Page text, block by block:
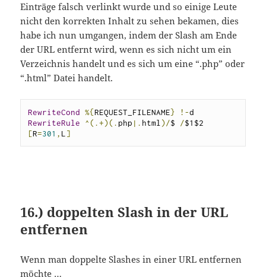
Einträge falsch verlinkt wurde und so einige Leute
nicht den korrekten Inhalt zu sehen bekamen, dies
habe ich nun umgangen, indem der Slash am Ende
der URL entfernt wird, wenn es sich nicht um ein
Verzeichnis handelt und es sich um eine “.php” oder
“.html” Datei handelt.
RewriteCond %{REQUEST_FILENAME} !-
RewriteRule
^(.+)(.php |. html )/$ /
[R=301 , L ]
16.) doppelten Slash in der URL
entfernen
Wenn man doppelte Slashes in einer URL entfernen
möchte …